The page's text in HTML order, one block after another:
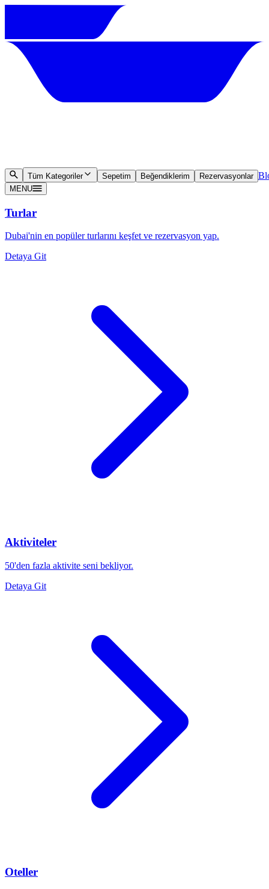
Tüm Kategoriler Sepetim Beğendiklerim Rezervasyonlar
MENU
Turlar
Dubai'nin en popüler turlarını keşfet ve rezervasyon yap.
Detaya Git
Aktiviteler
50'den fazla aktivite seni bekliyor.
Detaya Git
Oteller